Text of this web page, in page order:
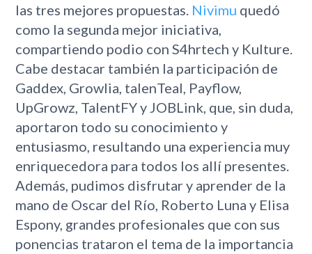
las tres mejores propuestas. Nivimu quedó
como la segunda mejor iniciativa,
compartiendo podio con S4hrtech y Kulture.
Cabe destacar también la participación de
Gaddex, Growlia, talenTeal, Payflow,
UpGrowz, TalentFY y JOBLink, que, sin duda,
aportaron todo su conocimiento y
entusiasmo, resultando una experiencia muy
enriquecedora para todos los allí presentes.
Además, pudimos disfrutar y aprender de la
mano de Oscar del Río, Roberto Luna y Elisa
Espony, grandes profesionales que con sus
ponencias trataron el tema de la importancia